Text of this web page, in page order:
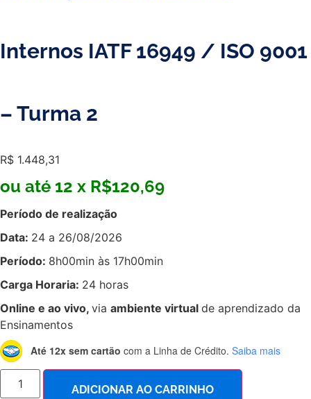
Internos IATF 16949 / ISO 9001
– Turma 2
R$ 1.448,31
ou até 12 x R$120,69
Período de realização
Data: 24 a 26/08/2026
Período: 8h00min às 17h00min
Carga Horaria: 24 horas
Online e ao vivo, via ambiente virtual de aprendizado da
Ensinamentos
Até 12x sem cartão com a Linha de Crédito. Saiba mais
ADICIONAR AO CARRINHO